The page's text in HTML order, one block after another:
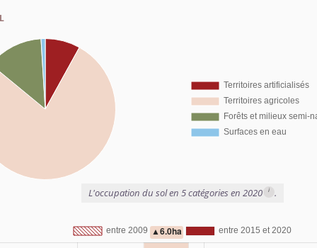
L'occupation du sol en 5 catégories en 2020 i .